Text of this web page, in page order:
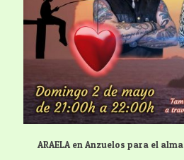
ARAELA en Anzuelos para el alma